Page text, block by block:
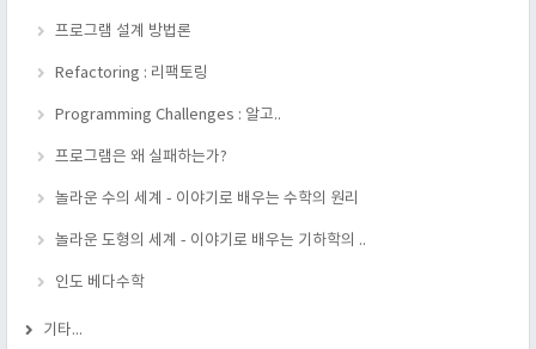
프로그램 설계 방법론
Refactoring : 리팩토링
Programming Challenges : 알고..
프로그램은 왜 실패하는가?
놀라운 수의 세계 - 이야기로 배우는 수학의 원리
놀라운 도형의 세계 - 이야기로 배우는 기하학의 ..
인도 베다수학
기타...